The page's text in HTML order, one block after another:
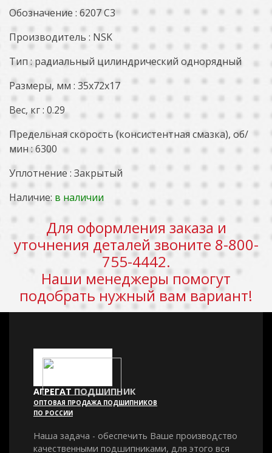
Обозначение : 6207 C3
Производитель : NSK
Тип : радиальный цилиндрический однорядный
Размеры, мм : 35x72x17
Вес, кг : 0.29
Предельная скорость (консистентная смазка), об/
мин : 6300
Уплотнение : Закрытый
Наличие: в наличии
Для оформления заказа и
уточнения деталей звоните 8-800-
755-4442.
Наши менеджеры помогут
подобрать нужный вам вариант!
АГРЕГАТ ПОДШИПНИК
ОПТОВАЯ ПРОДАЖА ПОДШИПНИКОВ
ПО РОССИИ
Наша задача - обеспечить Ваше производство
качественными подшипниками, для этого вся